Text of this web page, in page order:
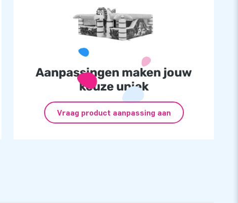
Aanpassingen maken jouw
keuze uniek
Vraag product aanpassing aan